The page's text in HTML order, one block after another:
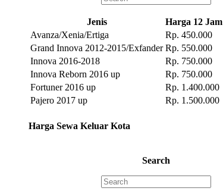
Jenis Harga 12 Jam
Avanza/Xenia/Ertiga
Rp. 450.000
Grand Innova 2012-2015/Exfander Rp. 550.000
Innova 2016-2018
Rp. 750.000
Innova Reborn 2016 up
Rp. 750.000
Fortuner 2016 up
Rp. 1.400.000
Pajero 2017 up
Rp. 1.500.000
Harga Sewa Keluar Kota
Search